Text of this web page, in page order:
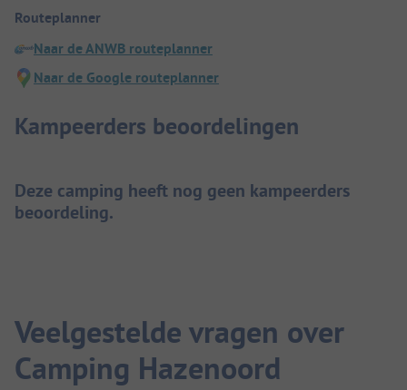
Routeplanner
Naar de ANWB routeplanner
Naar de Google routeplanner
Kampeerders beoordelingen
Deze camping heeft nog geen kampeerders
beoordeling.
Veelgestelde vragen over
Camping Hazenoord